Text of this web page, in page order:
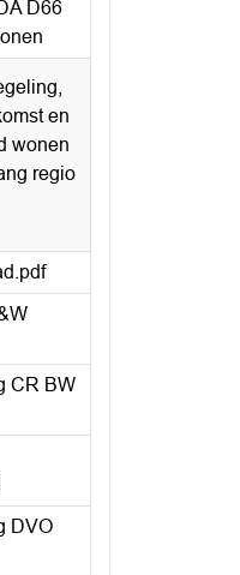
D66
en
wonen
regio
CR BW
DVO